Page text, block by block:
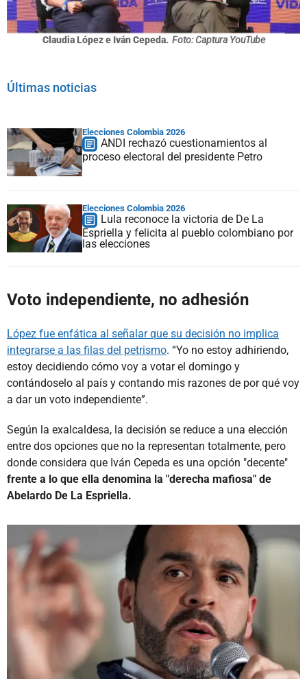
Claudia López e Iván Cepeda. Foto: Captura YouTube
Últimas noticias
Elecciones Colombia 2026
ANDI rechazó cuestionamientos al
proceso electoral del presidente Petro
Elecciones Colombia 2026
Lula reconoce la victoria de De La
Espriella y felicita al pueblo colombiano por
las elecciones
Voto independiente, no adhesión
López fue enfática al señalar que su decisión no implica
integrarse a las filas del petrismo. “Yo no estoy adhiriendo,
estoy decidiendo cómo voy a votar el domingo y
contándoselo al país y contando mis razones de por qué voy
a dar un voto independiente”.
Según la exalcaldesa, la decisión se reduce a una elección
entre dos opciones que no la representan totalmente, pero
donde considera que Iván Cepeda es una opción "decente"
frente a lo que ella denomina la "derecha mafiosa" de
Abelardo De La Espriella.